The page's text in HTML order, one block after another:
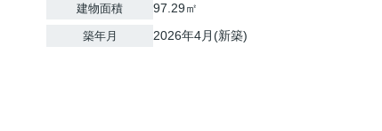
建物面積 97.29㎡
築年月 2026年4月(新築)